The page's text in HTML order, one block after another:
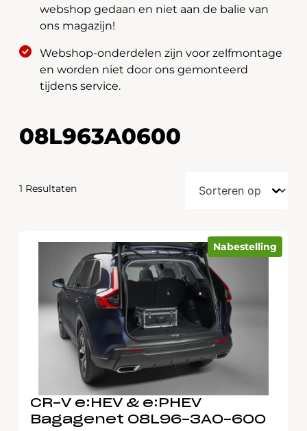
webshop gedaan en niet aan de balie van
ons magazijn!
Webshop-onderdelen zijn voor zelfmontage
en worden niet door ons gemonteerd
tijdens service.
08L963A0600
1 Resultaten
Nabestelling
CR-V e:HEV & e:PHEV
Bagagenet 08L96-3A0-600